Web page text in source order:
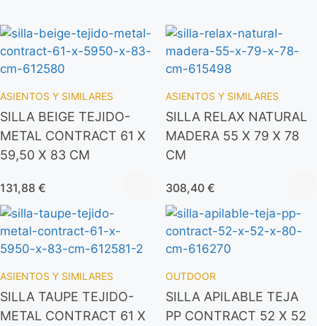
ASIENTOS Y SIMILARES
SILLA BEIGE TEJIDO-
METAL CONTRACT 61 X
59,50 X 83 CM
131,88 €
ASIENTOS Y SIMILARES
SILLA RELAX NATURAL
MADERA 55 X 79 X 78
CM
308,40 €
ASIENTOS Y SIMILARES
SILLA TAUPE TEJIDO-
METAL CONTRACT 61 X
OUTDOOR
SILLA APILABLE TEJA
PP CONTRACT 52 X 52